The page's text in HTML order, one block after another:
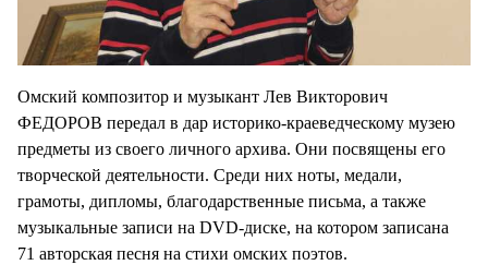
Омский композитор и музыкант Лев Викторович
ФЕДОРОВ передал в дар историко-краеведческому музею
предметы из своего личного архива. Они посвящены его
творческой деятельности. Среди них ноты, медали,
грамоты, дипломы, благодарственные письма, а также
музыкальные записи на DVD-диске, на котором записана
71 авторская песня на стихи омских поэтов.